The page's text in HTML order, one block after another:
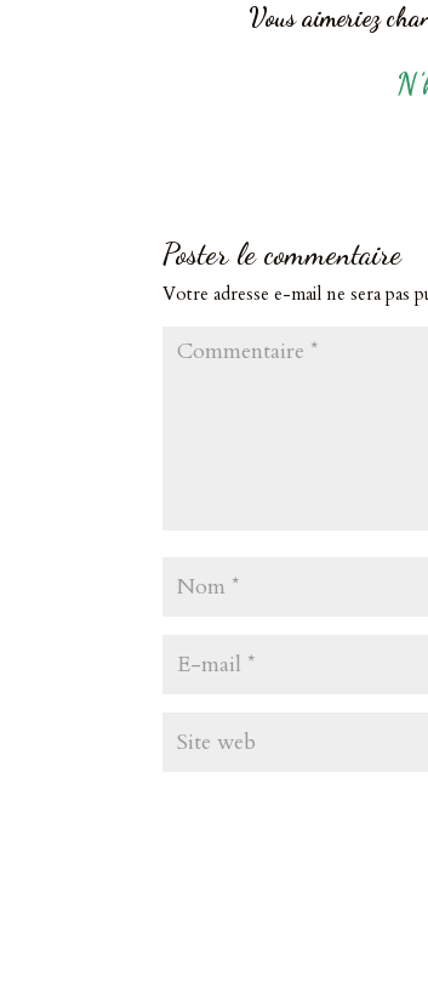
Vous aimeriez
Poster le commentaire
Votre adresse e-mail ne sera pas